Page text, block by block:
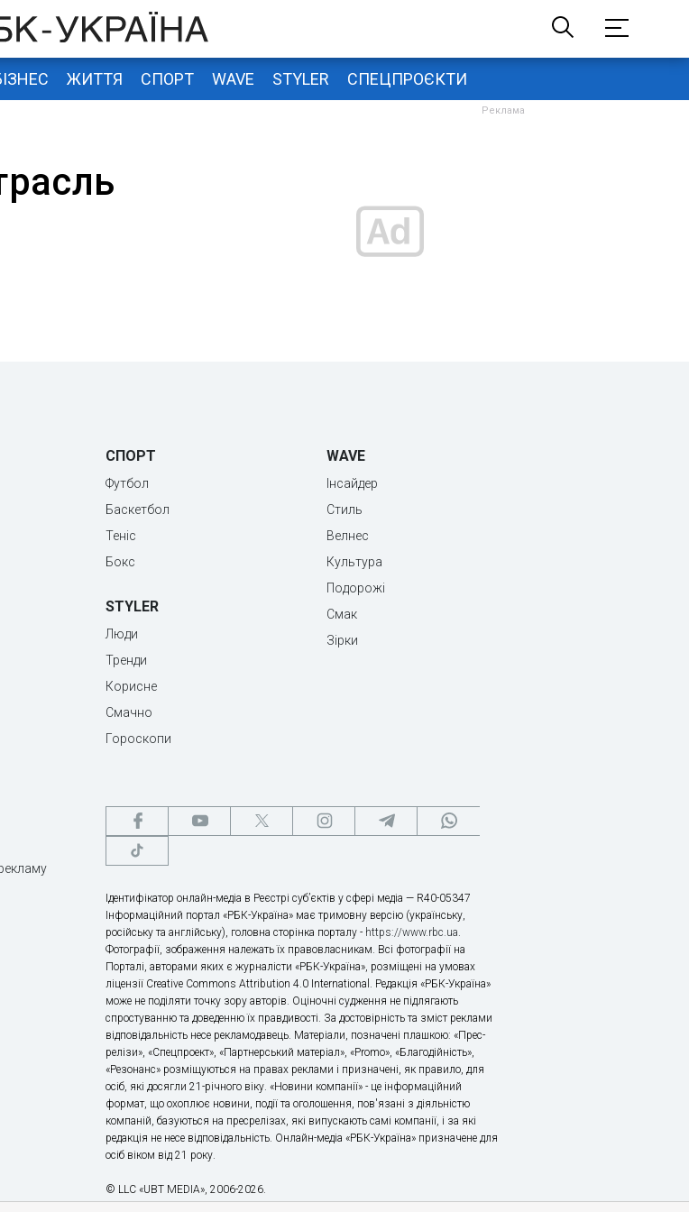
ЖИТТЯ СПОРТ WAVE STYLER СПЕЦПРОЄКТИ
СПОРТ
Футбол
Баскетбол
Теніс
Бокс
STYLER
Люди
Тренди
Корисне
Смачно
Гороскопи
WAVE
Інсайдер
Стиль
Велнес
Культура
Подорожі
Смак
Зірки
Ідентифікатор онлайн-медіа в Реєстрі суб’єктів у сфері медіа — R40-05347
Інформаційний портал «РБК-Україна» має тримовну версію (українську,
російську та англійську), головна сторінка порталу - https://www.rbc.ua.
Фотографії, зображення належать їх правовласникам. Всі фотографії на
Порталі, авторами яких є журналісти «РБК-Україна», розміщені на умовах
ліцензії Creative Commons Attribution 4.0 International. Редакція «РБК-Україна»
може не поділяти точку зору авторів. Оціночні судження не підлягають
спростуванню та доведенню їх правдивості. За достовірність та зміст реклами
відповідальність несе рекламодавець. Матеріали, позначені плашкою: «Прес-
релізи», «Спецпроект», «Партнерський матеріал», «Promo», «Благодійність»,
«Резонанс» розміщуються на правах реклами і призначені, як правило, для
осіб, які досягли 21-річного віку. «Новини компанії» - це інформаційний
формат, що охоплює новини, події та оголошення, пов'язані з діяльністю
компаній, базуються на пресрелізах, які випускають самі компанії, і за які
редакція не несе відповідальність. Онлайн-медіа «РБК-Україна» призначене для
осіб віком від 21 року.
© LLC «UBT MEDIA», 2006-2026.